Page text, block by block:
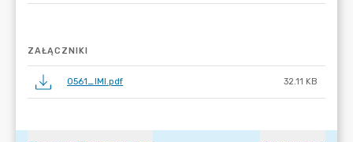
ZAŁĄCZNIKI
0561_IMI.pdf 32.11 KB